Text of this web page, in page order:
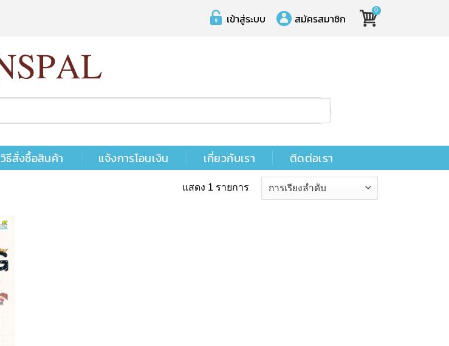
เข้าสู่ระบบ สมัครสมาชิก
0
วิธีสั่งซื้อสินค้า แจ้งการโอนเงิน เกี่ยวกับเรา ติดต่อเรา
แสดง 1 รายการ